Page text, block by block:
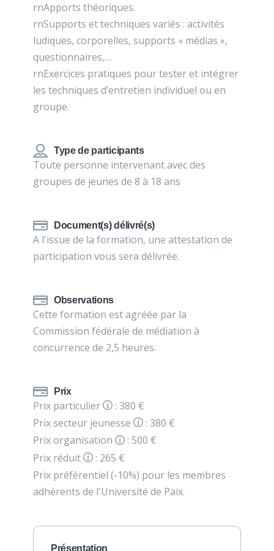
rnApports théoriques.
rnSupports et techniques variés : activités
ludiques, corporelles, supports « médias »,
questionnaires,…
rnExercices pratiques pour tester et intégrer
les techniques d’entretien individuel ou en
groupe.
Type de participants
Toute personne intervenant avec des
groupes de jeunes de 8 à 18 ans
Document(s) délivré(s)
A l'issue de la formation, une attestation de
participation vous sera délivrée.
Observations
Cette formation est agréée par la
Commission fédérale de médiation à
concurrence de 2,5 heures.
Prix
Prix particulier
: 380 €
Prix secteur jeunesse
: 380 €
Prix organisation
: 500 €
Prix réduit
: 265 €
Prix préférentiel (-10%) pour les membres
adhérents de l'Université de Paix.
Présentation